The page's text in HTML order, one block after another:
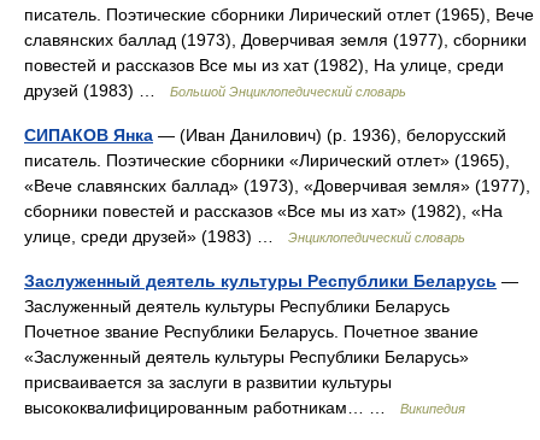
писатель. Поэтические сборники Лирический отлет (1965), Вече
славянских баллад (1973), Доверчивая земля (1977), сборники
повестей и рассказов Все мы из хат (1982), На улице, среди
друзей (1983) …
Большой Энциклопедический словарь
СИПАКОВ Янка — (Иван Данилович) (р. 1936), белорусский
писатель. Поэтические сборники «Лирический отлет» (1965),
«Вече славянских баллад» (1973), «Доверчивая земля» (1977),
сборники повестей и рассказов «Все мы из хат» (1982), «На
улице, среди друзей» (1983) …
Энциклопедический словарь
Заслуженный деятель культуры Республики Беларусь —
Заслуженный деятель культуры Республики Беларусь
Почетное звание Республики Беларусь. Почетное звание
«Заслуженный деятель культуры Республики Беларусь»
присваивается за заслуги в развитии культуры
высококвалифицированным работникам… …
Википедия